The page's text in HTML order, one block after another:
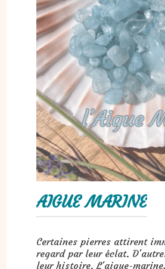
AIGUE MARINE
Certaines pierres attirent
regard par leur éclat.
leur histoire. L'aigue-